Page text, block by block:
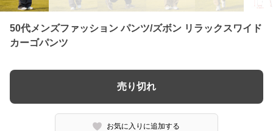
50代メンズファッション パンツ/ズボン リラックスワイド
カーゴパンツ
売り切れ
お気に入りに追加する